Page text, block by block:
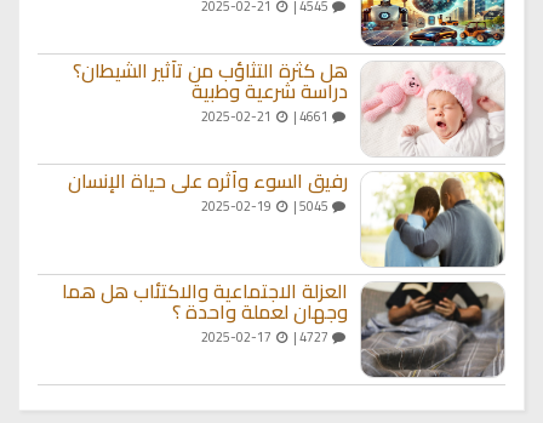
هل كثرة التثاؤب من تأثير الشيطان؟
دراسة شرعية وطبية
رفيق السوء وأثره على حياة الإنسان
العزلة الاجتماعية والاكتئاب هل هما
وجهان لعملة واحدة ؟